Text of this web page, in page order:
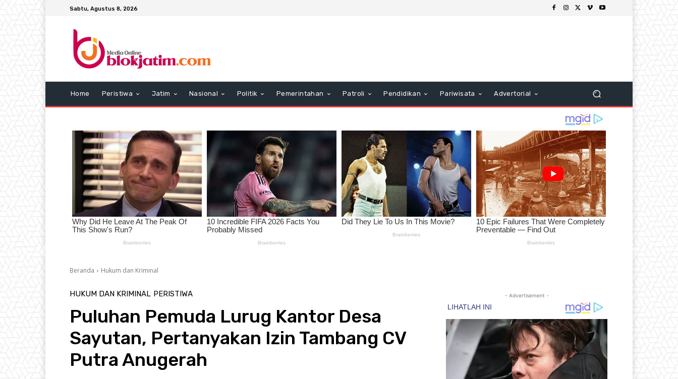
Sabtu, Agustus 8, 2026
Home Peristiwa Jatim Nasional Politik Pemerintahan Patroli Pendidikan Pariwisata Advertorial
Beranda Hukum dan Kriminal
HUKUM DAN KRIMINAL PERISTIWA
Puluhan Pemuda Lurug Kantor Desa
Sayutan, Pertanyakan Izin Tambang CV
Putra Anugerah
- Advertisement -